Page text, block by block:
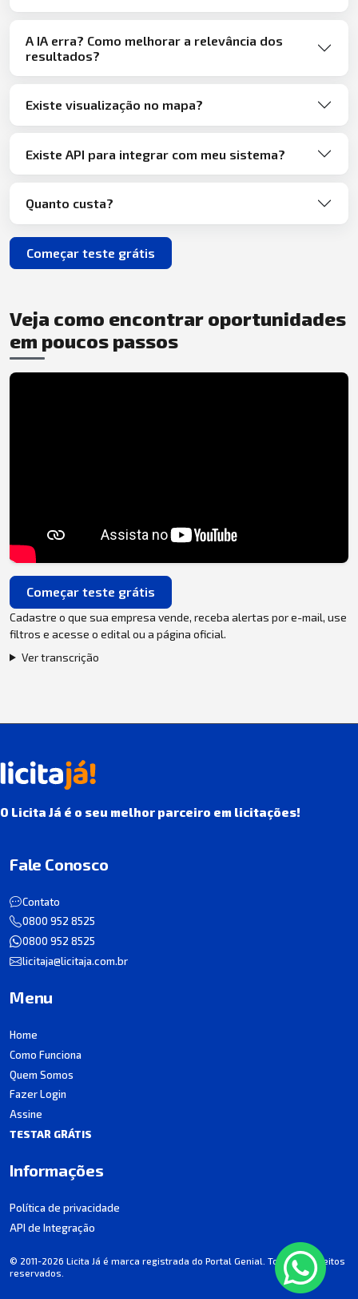
A IA erra? Como melhorar a relevância dos
resultados?
Existe visualização no mapa?
Existe API para integrar com meu sistema?
Quanto custa?
Começar teste grátis
Veja como encontrar oportunidades
em poucos passos
Começar teste grátis
Cadastre o que sua empresa vende, receba alertas por e-mail, use
filtros e acesse o edital ou a página oficial.
Ver transcrição
O Licita Já é o seu melhor parceiro em licitações!
Fale Conosco
Contato
0800 952 8525
0800 952 8525
licitaja@licitaja.com.br
Menu
Home
Como Funciona
Quem Somos
Fazer Login
Assine
TESTAR GRÁTIS
Informações
Política de privacidade
API de Integração
© 2011-2026 Licita Já é marca registrada do Portal Genial. Todos os direitos
reservados.